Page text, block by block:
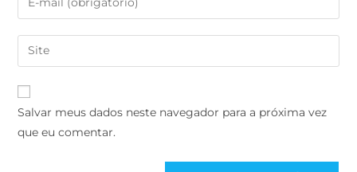
Salvar meus dados neste navegador para a próxima vez
que eu comentar.